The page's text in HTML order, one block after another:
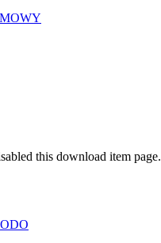
this download item page.